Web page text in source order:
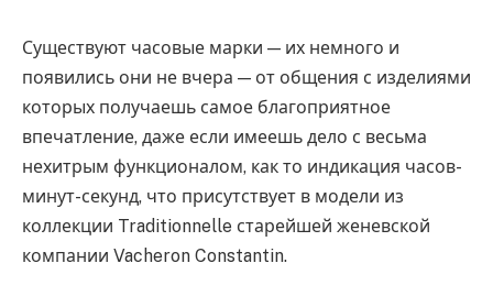
Существуют часовые марки — их немного и
появились они не вчера — от общения с изделиями
которых получаешь самое благоприятное
впечатление, даже если имеешь дело с весьма
нехитрым функционалом, как то индикация часов-
минут-секунд, что присутствует в модели из
коллекции Traditionnelle старейшей женевской
компании Vacheron Constantin.